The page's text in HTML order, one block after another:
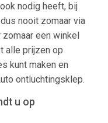
nodig heeft, bij
nooit zomaar via
een winkel
alle prijzen op
kunt maken en
ontluchtingsklep.
u op